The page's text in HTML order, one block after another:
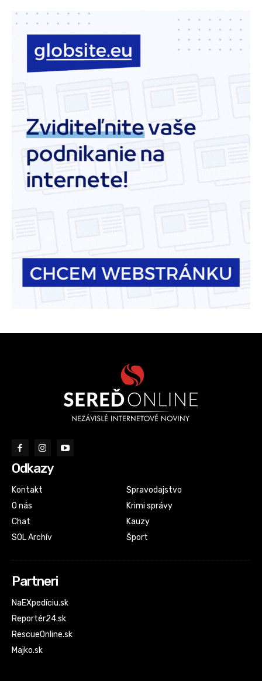
Odkazy
Kontakt
O nás
Chat
SOL Archív
Spravodajstvo
Krimi správy
Kauzy
Šport
Partneri
NaEXpedíciu.sk
Reportér24.sk
RescueOnline.sk
Majko.sk